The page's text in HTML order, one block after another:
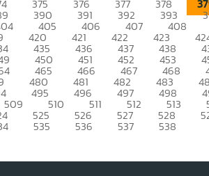
375 376 377 378
390 391 392 393
405 406 407 408
420 421 422 423
435 436 437 438
450 451 452 453
465 466 467 468
480 481 482 483
495 496 497 498
509 510 511 512 513
525 526 527 528
535 536 537 538